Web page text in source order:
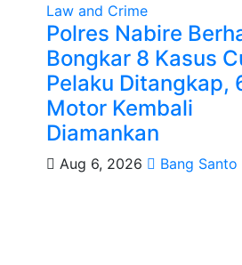
Law and Crime
Polres Nabire
Bongkar 8 Kasus
Pelaku Ditangkap,
Motor Kembali
Diamankan
Aug 6, 2026 Bang Santo